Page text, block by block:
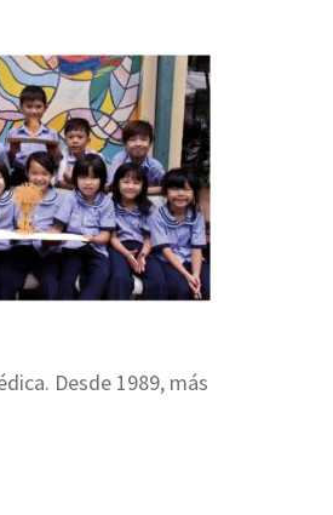
Desde 1989, más